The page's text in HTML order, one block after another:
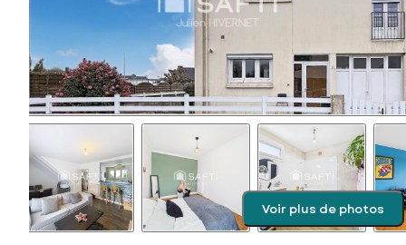
Voir plus de photos